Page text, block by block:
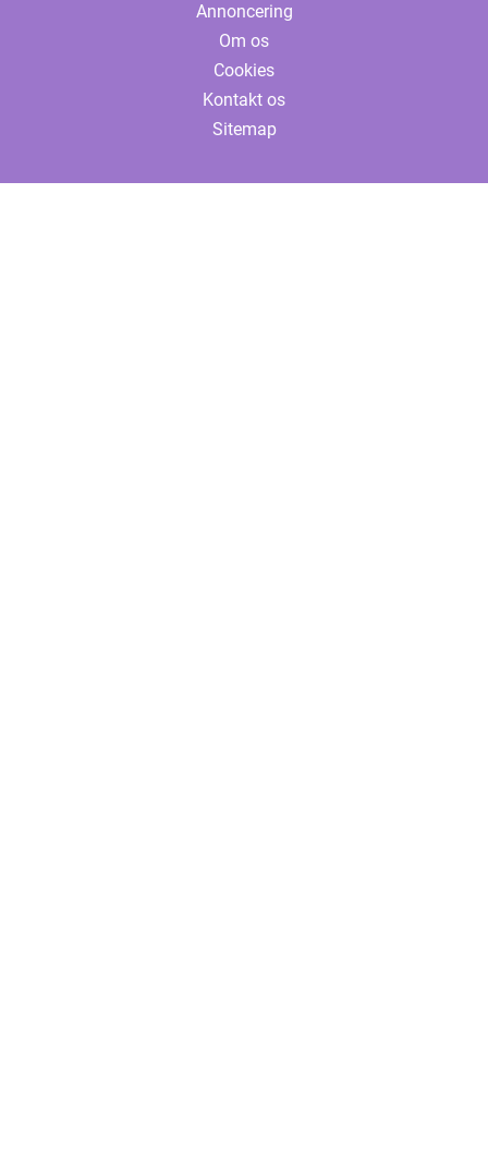
Annoncering
Om os
Cookies
Kontakt os
Sitemap